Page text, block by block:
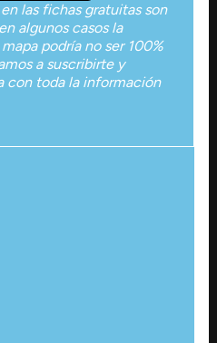
las fichas gratuitas son
algunos casos la
podría no ser 100%
a suscribirte y
con toda la información